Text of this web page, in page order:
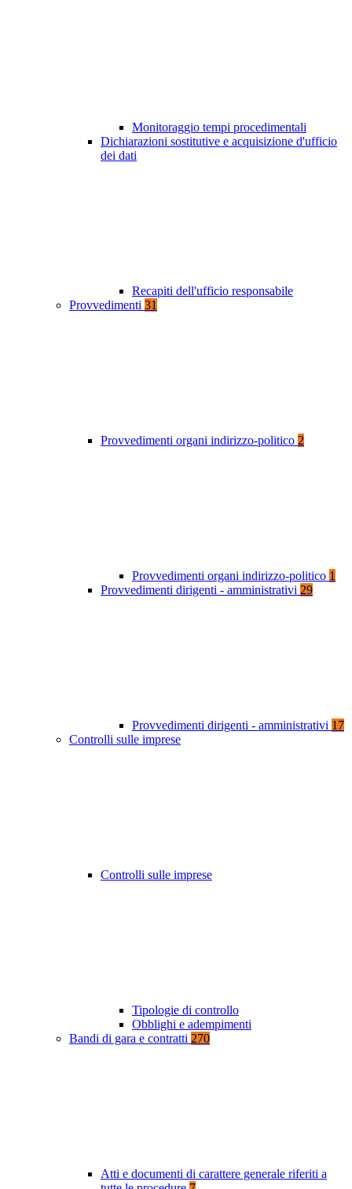
Monitoraggio tempi procedimentali
Dichiarazioni sostitutive e acquisizione d'ufficio
dei dati
Recapiti dell'ufficio responsabile
Provvedimenti 31
Provvedimenti organi indirizzo-politico 2
Provvedimenti organi indirizzo-politico 1
Provvedimenti dirigenti - amministrativi 29
Provvedimenti dirigenti - amministrativi 17
Controlli sulle imprese
Controlli sulle imprese
Tipologie di controllo
Obblighi e adempimenti
Bandi di gara e contratti 270
Atti e documenti di carattere generale riferiti a